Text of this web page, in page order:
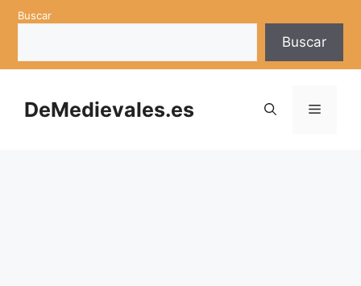
SaltarBuscar
Buscar
DeMedievales.es Menú